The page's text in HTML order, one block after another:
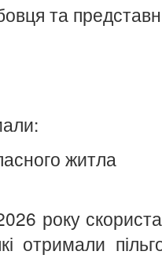
та
житла
року
отримали